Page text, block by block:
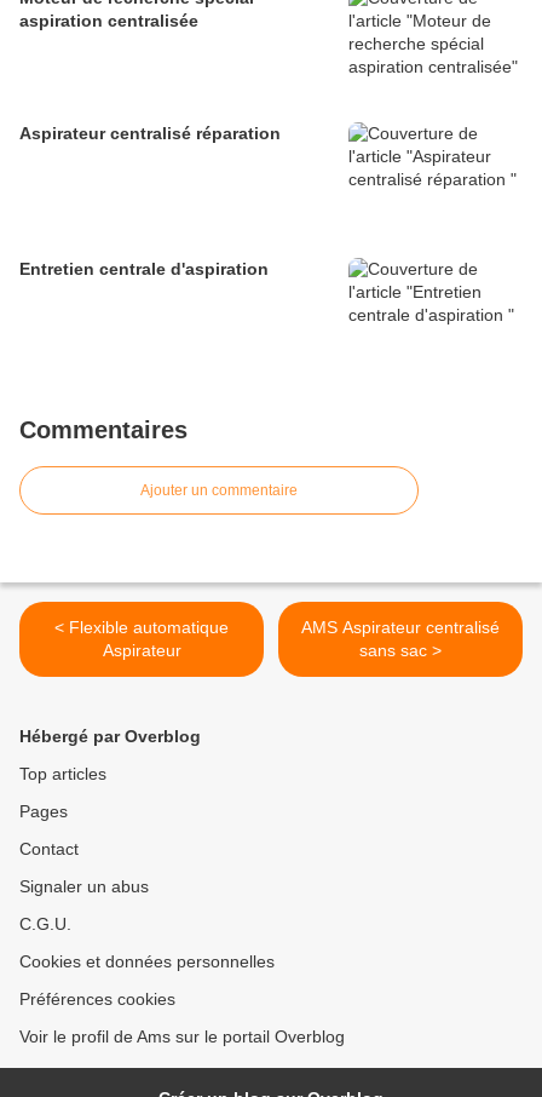
aspiration centralisée
Aspirateur centralisé réparation
Entretien centrale d'aspiration
Commentaires
Ajouter un commentaire
< Flexible automatique
Aspirateur
AMS Aspirateur centralisé
sans sac >
Hébergé par Overblog
Top articles
Pages
Contact
Signaler un abus
C.G.U.
Cookies et données personnelles
Préférences cookies
Voir le profil de Ams sur le portail Overblog